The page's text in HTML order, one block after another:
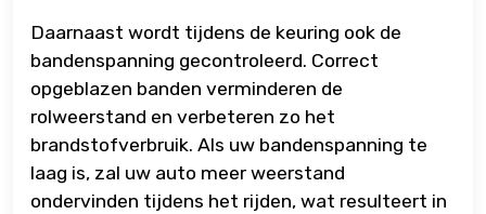
Daarnaast wordt tijdens de keuring ook de
bandenspanning gecontroleerd. Correct
opgeblazen banden verminderen de
rolweerstand en verbeteren zo het
brandstofverbruik. Als uw bandenspanning te
laag is, zal uw auto meer weerstand
ondervinden tijdens het rijden, wat resulteert in